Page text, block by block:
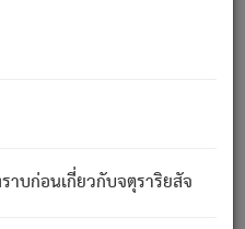
บก่อนเกี่ยวกับจตุราริยสัจ
ล้ว มีผัสสะบังหน้า
ะการใด แต่สิ่งนั้นย่อมเป็น
กที่เขาสำคัญนั้น
บังหน้าแล้ว มีภพโดยความ
จึงได้เพลิดเพลินยิ่งนักในภพ